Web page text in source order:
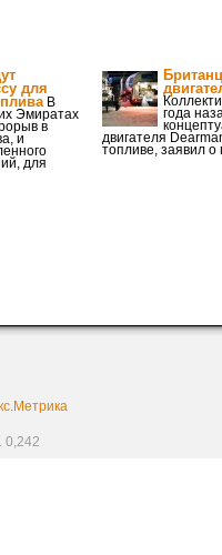
для
В
Эмиратах
в
и
для
года
двигателя
топливе, заявил
0,242